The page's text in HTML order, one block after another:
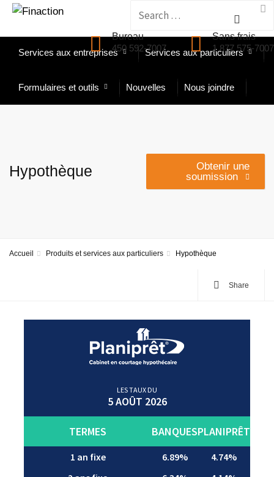
Sans frais
1 877 575-7007
Bureau
450 592-7007
Accueil À propos de nous
Services aux entreprises Services aux particuliers
Formulaires et outils Nouvelles Nous joindre
Hypothèque
Obtenir une
soumission
Accueil Produits et services aux particuliers Hypothèque
Share